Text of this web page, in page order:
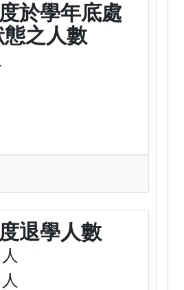
於學年底處
之人數
退學人數